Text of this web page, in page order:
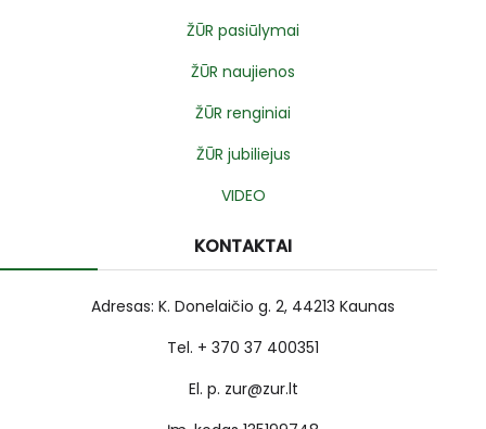
ŽŪR pasiūlymai
ŽŪR naujienos
ŽŪR renginiai
ŽŪR jubiliejus
VIDEO
KONTAKTAI
Adresas: K. Donelaičio g. 2, 44213 Kaunas
Tel. + 370 37 400351
El. p. zur@zur.lt